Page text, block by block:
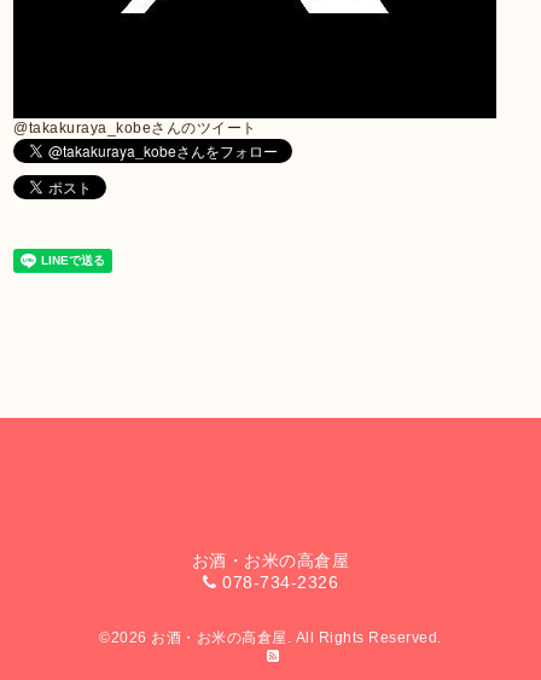
@takakuraya_kobeさんのツイート
お酒・お米の高倉屋
078-734-2326
©2026 お酒・お米の高倉屋 . All Rights Reserved.